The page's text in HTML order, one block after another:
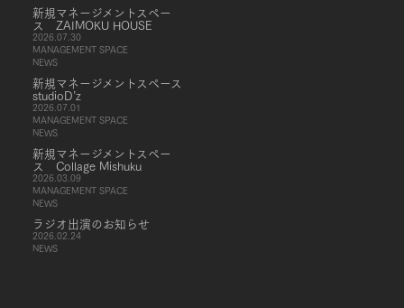
新規マネージメントスペー
ス ZAIMOKU HOUSE
2026.07.30
MANAGEMENT SPACE
NEWS
新規マネージメントスペース
studioD’z
2026.07.01
MANAGEMENT SPACE
NEWS
新規マネージメントスペー
ス Collage Mishuku
2026.03.09
MANAGEMENT SPACE
NEWS
ラジオ出演のお知らせ
2026.02.24
NEWS